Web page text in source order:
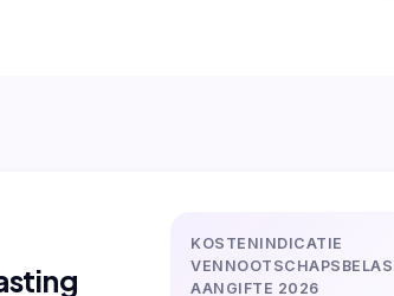
KOSTENINDICATIE
AANGIFTE 2026